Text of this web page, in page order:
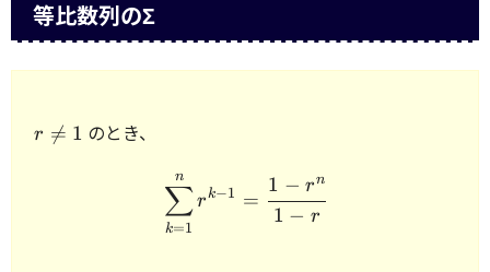
等比数列のΣ
r
\neq
r 
= 1 のとき、
\begin{array}{rcl}
k=1
∑
n
rk−1 =
1 − r
1 − rn